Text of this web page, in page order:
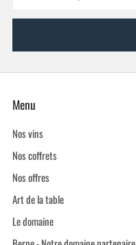
Menu
Nos vins
Nos coffrets
Nos offres
Art de la table
Le domaine